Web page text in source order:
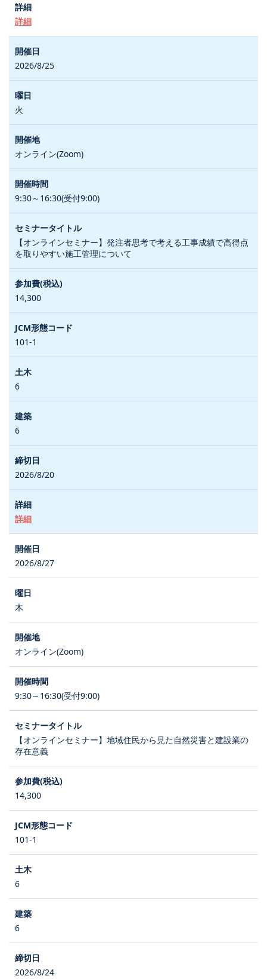
詳細
2026/8/25
火
オンライン(Zoom)
9:30～16:30(受付9:00)
【オンラインセミナー】発注者思考で考える工事成績で高得点
を取りやすい施工管理について
14,300
101-1
6
6
2026/8/20
詳細
2026/8/27
木
オンライン(Zoom)
9:30～16:30(受付9:00)
【オンラインセミナー】地域住民から見た自然災害と建設業の
存在意義
14,300
101-1
6
6
2026/8/24